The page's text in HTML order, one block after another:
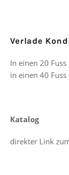
Verlade
In einen 20
in einen 40
Katalog
direkter Link